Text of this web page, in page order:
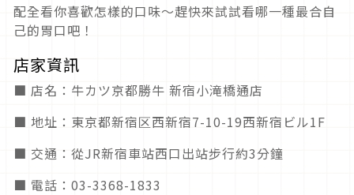
配全看你喜歡怎樣的口味～趕快來試試看哪一種最合自
己的胃口吧！
店家資訊
■ 店名：牛カツ京都勝牛 新宿小滝橋通店
■ 地址：東京都新宿区西新宿7-10-19西新宿ビル1F
■ 交通：從JR新宿車站西口出站步行約3分鐘
■ 電話：03-3368-1833